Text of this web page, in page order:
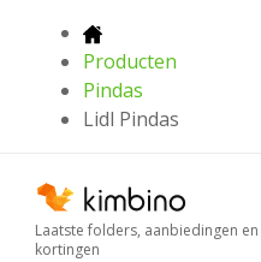
Producten
Pindas
Lidl Pindas
Laatste folders, aanbiedingen en
kortingen